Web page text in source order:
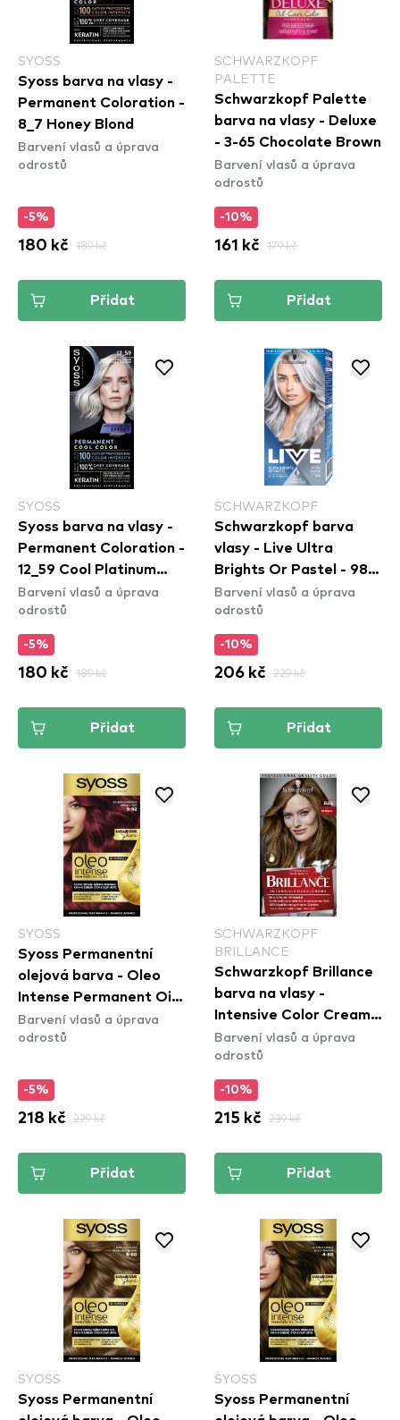
SYOSS
Syoss barva na vlasy -
Permanent Coloration -
8_7 Honey Blond
Barvení vlasů a úprava
odrostů
-5%
180 kč 189 kč
Přidat
SCHWARZKOPF
PALETTE
Schwarzkopf Palette
barva na vlasy - Deluxe
- 3-65 Chocolate Brown
Barvení vlasů a úprava
odrostů
-10%
161 kč 179 kč
Přidat
SYOSS
Syoss barva na vlasy -
Permanent Coloration -
12_59 Cool Platinum
Blond
Barvení vlasů a úprava
odrostů
-5%
180 kč 189 kč
Přidat
SCHWARZKOPF
Schwarzkopf barva
vlasy - Live Ultra
Brights Or Pastel - 98
Steel Silver
Barvení vlasů a úprava
odrostů
-10%
206 kč 229 kč
Přidat
SYOSS
Syoss Permanentní
olejová barva - Oleo
Intense Permanent Oil
Color - 5-92 Bright Red
Barvení vlasů a úprava
odrostů
-5%
218 kč 229 kč
Přidat
SCHWARZKOPF
BRILLANCE
Schwarzkopf Brillance
barva na vlasy -
Intensive Color Cream -
864 Fawn
Barvení vlasů a úprava
odrostů
-10%
215 kč 239 kč
Přidat
SYOSS
Syoss Permanentní
SYOSS
Syoss Permanentní